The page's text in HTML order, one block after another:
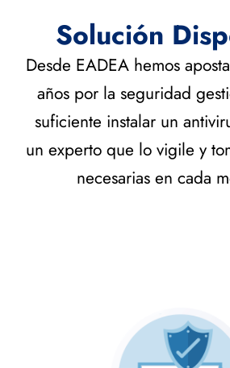
Solución
Desde EADEA hemos
años por la seguridad
suficiente instalar un
un experto que lo vigile y
necesarias en cada